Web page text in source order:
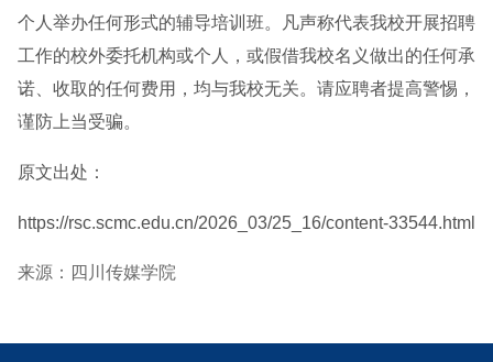
个人举办任何形式的辅导培训班。凡声称代表我校开展招聘
工作的校外委托机构或个人，或假借我校名义做出的任何承
诺、收取的任何费用，均与我校无关。请应聘者提高警惕，
谨防上当受骗。
原文出处：
https://rsc.scmc.edu.cn/2026_03/25_16/content-33544.html
来源：四川传媒学院